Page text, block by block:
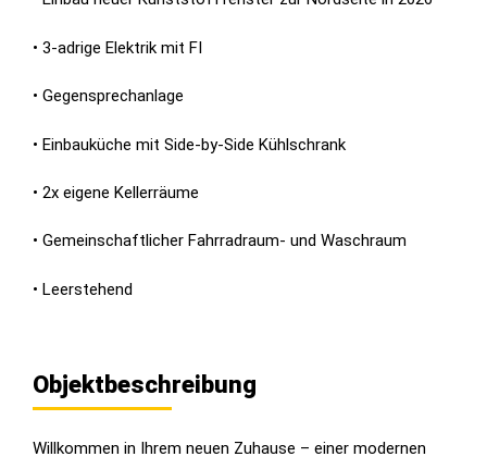
• 3-adrige Elektrik mit FI
• Gegensprechanlage
• Einbauküche mit Side-by-Side Kühlschrank
• 2x eigene Kellerräume
• Gemeinschaftlicher Fahrradraum- und Waschraum
• Leerstehend
Objektbeschreibung
Willkommen in Ihrem neuen Zuhause – einer modernen